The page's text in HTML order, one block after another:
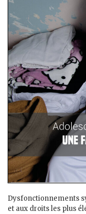
Dysfonctionnements
et aux droits les plus